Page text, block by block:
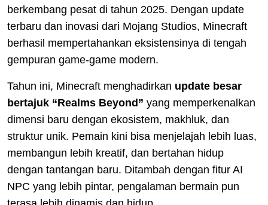
berkembang pesat di tahun 2025. Dengan update
terbaru dan inovasi dari Mojang Studios, Minecraft
berhasil mempertahankan eksistensinya di tengah
gempuran game-game modern.
Tahun ini, Minecraft menghadirkan update besar
bertajuk “Realms Beyond” yang memperkenalkan
dimensi baru dengan ekosistem, makhluk, dan
struktur unik. Pemain kini bisa menjelajah lebih luas,
membangun lebih kreatif, dan bertahan hidup
dengan tantangan baru. Ditambah dengan fitur AI
NPC yang lebih pintar, pengalaman bermain pun